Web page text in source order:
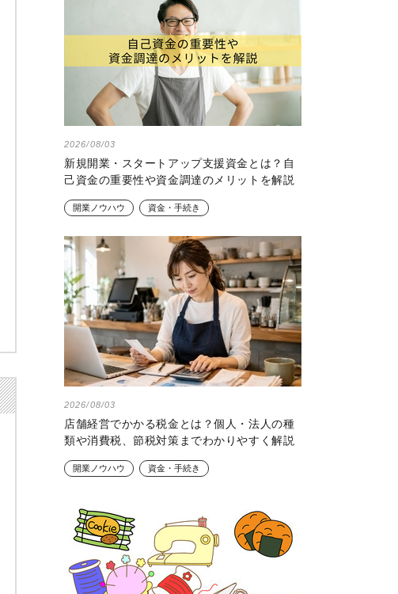
2026/08/03
新規開業・スタートアップ支援資金とは？自
己資金の重要性や資金調達のメリットを解説
開業ノウハウ 資金・手続き
2026/08/03
店舗経営でかかる税金とは？個人・法人の種
類や消費税、節税対策までわかりやすく解説
開業ノウハウ 資金・手続き